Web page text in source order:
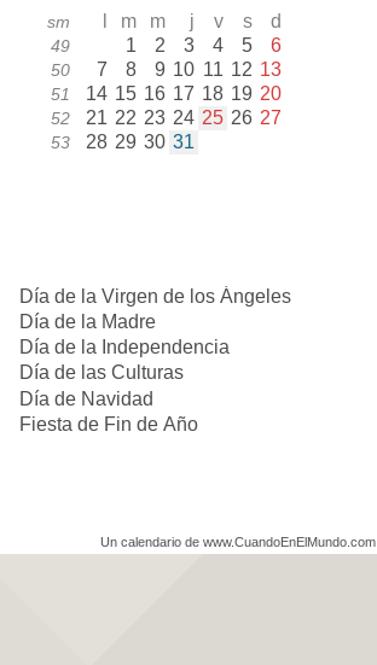
sm m m j v s d
49 1 2 3 4 5 6
50 7 8 9 10 11 12 13
51 14 15 16 17 18 19 20
52 21 22 23 24 25 26 27
53 28 29 30 31
Día de la Virgen de los Ángeles
Día de la Madre
Día de la Independencia
Día de las Culturas
Día de Navidad
Fiesta de Fin de Año
Un calendario de www.CuandoEnElMundo.com